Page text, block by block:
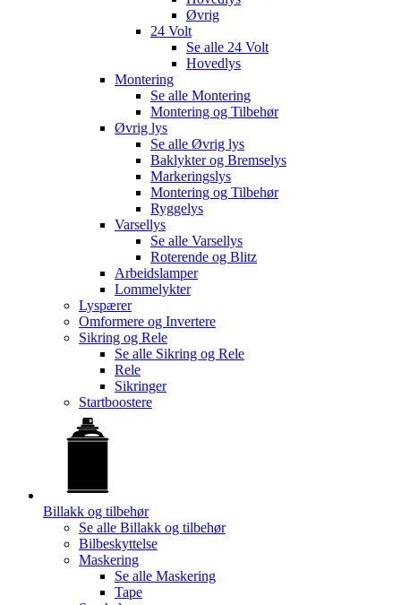
Øvrig
24 Volt
Se alle 24 Volt
Hovedlys
Montering
Se alle Montering
Montering og Tilbehør
Øvrig lys
Se alle Øvrig lys
Baklykter og Bremselys
Markeringslys
Montering og Tilbehør
Ryggelys
Varsellys
Se alle Varsellys
Roterende og Blitz
Arbeidslamper
Lommelykter
Lyspærer
Omformere og Invertere
Sikring og Rele
Se alle Sikring og Rele
Rele
Sikringer
Startboostere
Billakk og tilbehør
Se alle Billakk og tilbehør
Bilbeskyttelse
Maskering
Se alle Maskering
Tape